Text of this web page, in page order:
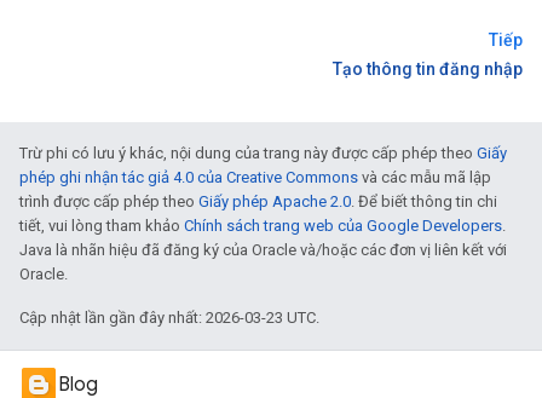
Tiếp
Tạo thông tin đăng nhập
Trừ phi có lưu ý khác, nội dung của trang này được cấp phép theo Giấy
phép ghi nhận tác giả 4.0 của Creative Commons và các mẫu mã lập
trình được cấp phép theo Giấy phép Apache 2.0. Để biết thông tin chi
tiết, vui lòng tham khảo Chính sách trang web của Google Developers.
Java là nhãn hiệu đã đăng ký của Oracle và/hoặc các đơn vị liên kết với
Oracle.
Cập nhật lần gần đây nhất: 2026-03-23 UTC.
Blog